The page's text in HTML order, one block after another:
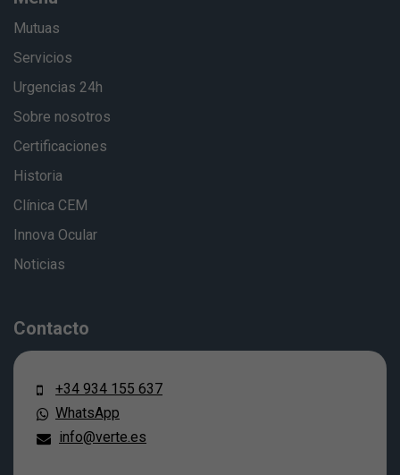
Mutuas
Servicios
Urgencias 24h
Sobre nosotros
Certificaciones
Historia
Clínica CEM
Innova Ocular
Noticias
Contacto
+34 934 155 637
WhatsApp
info@verte.es